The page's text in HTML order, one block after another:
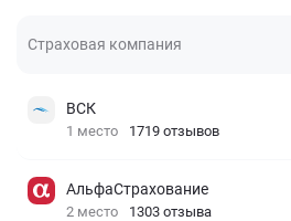
Страховая компания
ВСК
1 место 1719 отзывов
АльфаСтрахование
2 место 1303 отзыва